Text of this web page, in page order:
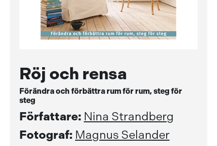
Röj och rensa
Förändra och förbättra rum för rum, steg för
steg
Författare: Nina Strandberg
Fotograf: Magnus Selander